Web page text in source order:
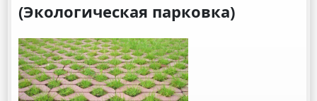
(Экологическая парковка)